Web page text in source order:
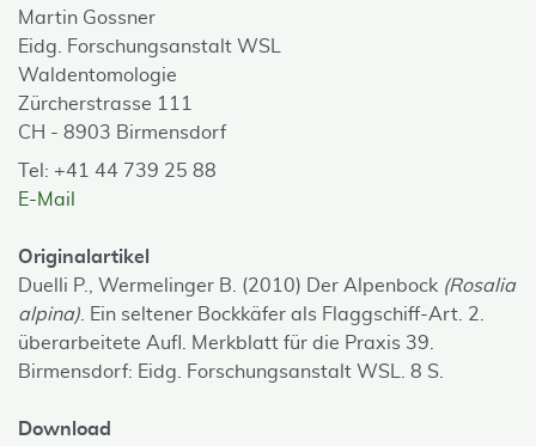
Martin Gossner
Eidg. Forschungsanstalt WSL
Waldentomologie
Zürcherstrasse 111
CH - 8903 Birmensdorf
Tel: +41 44 739 25 88
E-Mail
Originalartikel
Duelli P., Wermelinger B. (2010) Der Alpenbock (Rosalia
alpina) . Ein seltener Bockkäfer als Flaggschiff-Art. 2.
überarbeitete Aufl. Merkblatt für die Praxis 39.
Birmensdorf: Eidg. Forschungsanstalt WSL. 8 S.
Download